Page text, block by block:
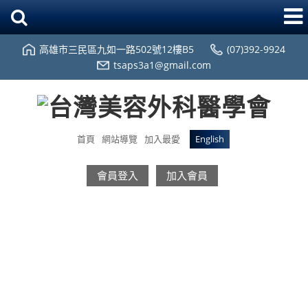
高雄市三民區九如一路502號12樓B5
(07)392-9924
tsaps3a1@gmail.com
首頁 網站導覽 加入最愛 English
會員登入 加入會員